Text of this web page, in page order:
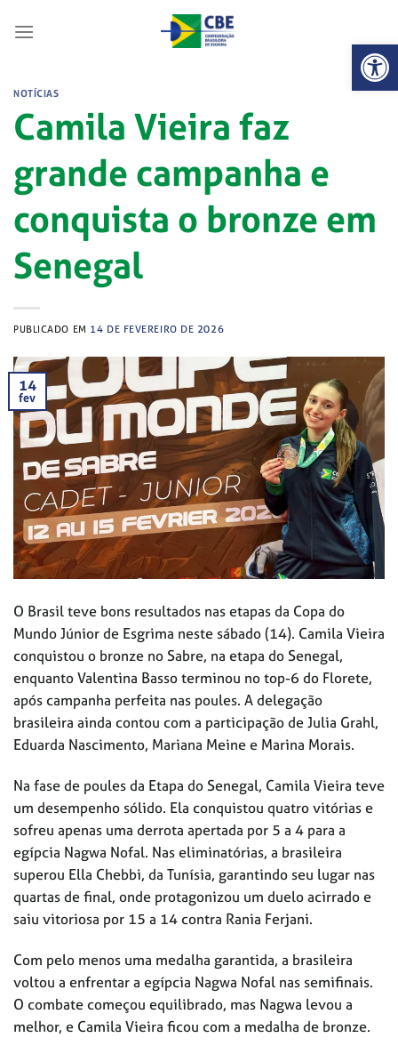
Abrir
NOTÍCIAS
Camila Vieira faz
grande campanha e
conquista o bronze em
Senegal
PUBLICADO EM 14 DE FEVEREIRO DE 2026
14
fev
O Brasil teve bons resultados nas etapas da Copa do
Mundo Júnior de Esgrima neste sábado (14). Camila Vieira
conquistou o bronze no Sabre, na etapa do Senegal,
enquanto Valentina Basso terminou no top-6 do Florete,
após campanha perfeita nas poules. A delegação
brasileira ainda contou com a participação de Julia Grahl,
Eduarda Nascimento, Mariana Meine e Marina Morais.
Na fase de poules da Etapa do Senegal, Camila Vieira teve
um desempenho sólido. Ela conquistou quatro vitórias e
sofreu apenas uma derrota apertada por 5 a 4 para a
egípcia Nagwa Nofal. Nas eliminatórias, a brasileira
superou Ella Chebbi, da Tunísia, garantindo seu lugar nas
quartas de final, onde protagonizou um duelo acirrado e
saiu vitoriosa por 15 a 14 contra Rania Ferjani.
Com pelo menos uma medalha garantida, a brasileira
voltou a enfrentar a egípcia Nagwa Nofal nas semifinais.
O combate começou equilibrado, mas Nagwa levou a
melhor, e Camila Vieira ficou com a medalha de bronze.